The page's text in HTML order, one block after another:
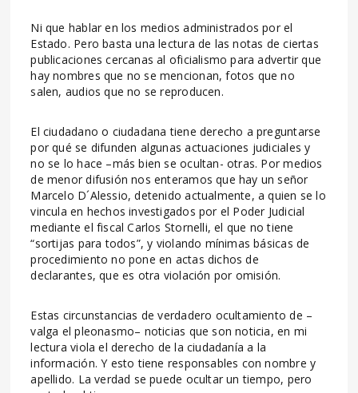
Ni que hablar en los medios administrados por el
Estado. Pero basta una lectura de las notas de ciertas
publicaciones cercanas al oficialismo para advertir que
hay nombres que no se mencionan, fotos que no
salen, audios que no se reproducen.
El ciudadano o ciudadana tiene derecho a preguntarse
por qué se difunden algunas actuaciones judiciales y
no se lo hace –más bien se ocultan- otras. Por medios
de menor difusión nos enteramos que hay un señor
Marcelo D´Alessio, detenido actualmente, a quien se lo
vincula en hechos investigados por el Poder Judicial
mediante el fiscal Carlos Stornelli, el que no tiene
“sortijas para todos”, y violando mínimas básicas de
procedimiento no pone en actas dichos de
declarantes, que es otra violación por omisión.
Estas circunstancias de verdadero ocultamiento de –
valga el pleonasmo– noticias que son noticia, en mi
lectura viola el derecho de la ciudadanía a la
información. Y esto tiene responsables con nombre y
apellido. La verdad se puede ocultar un tiempo, pero